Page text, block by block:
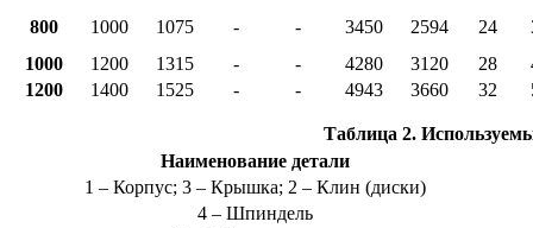
800
1000 1075 - - 3450 2594 24
1000
1200 1315 - - 4280 3120 28
1200
1400 1525 - - 4943 3660 32
Таблица 2.
Наименование детали
1 – Корпус; 3 – Крышка; 2 – Клин (диски)
4 – Шпиндель